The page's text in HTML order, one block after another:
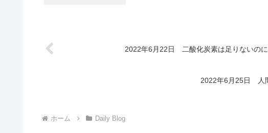
2022年6月22日 二酸化炭素は足りないの
2022年6月25日 人
ホーム Daily Blog